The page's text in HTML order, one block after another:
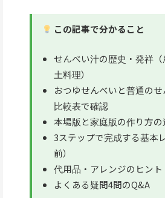
この記事で分かること
せんべい汁の歴史・発祥
土料理）
おつゆせんべいと普通の
比較表で確認
本場版と家庭版の作り方の
3ステップで完成する基本
前）
代用品・アレンジのヒント
よくある疑問4問のQ&A